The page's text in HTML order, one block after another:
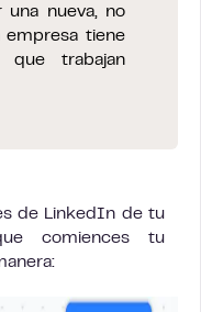
nueva, no
empresa tiene
trabajan
de LinkedIn de tu
comiences tu